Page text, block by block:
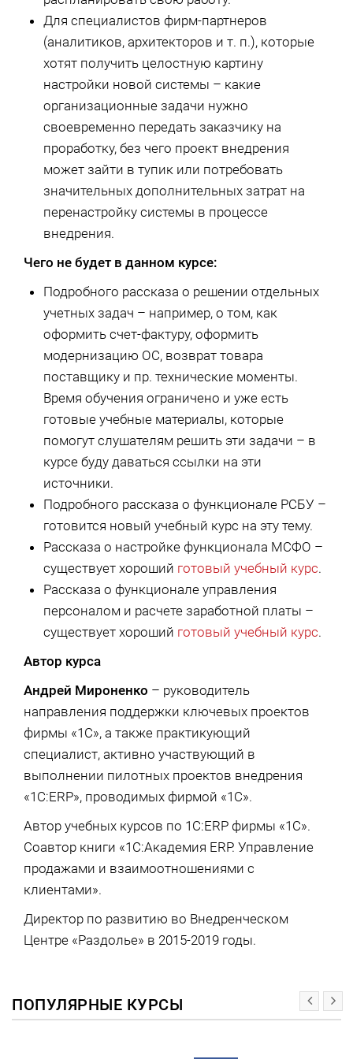
Для специалистов фирм-партнеров
(аналитиков, архитекторов и т. п.), которые
хотят получить целостную картину
настройки новой системы – какие
организационные задачи нужно
своевременно передать заказчику на
проработку, без чего проект внедрения
может зайти в тупик или потребовать
значительных дополнительных затрат на
перенастройку системы в процессе
внедрения.
Чего не будет в данном курсе:
Подробного рассказа о решении отдельных
учетных задач – например, о том, как
оформить счет-фактуру, оформить
модернизацию ОС, возврат товара
поставщику и пр. технические моменты.
Время обучения ограничено и уже есть
готовые учебные материалы, которые
помогут слушателям решить эти задачи – в
курсе буду даваться ссылки на эти
источники.
Подробного рассказа о функционале РСБУ –
готовится новый учебный курс на эту тему.
Рассказа о настройке функционала МСФО –
существует хороший готовый учебный курс.
Рассказа о функционале управления
персоналом и расчете заработной платы –
существует хороший готовый учебный курс.
Автор курса
Андрей Мироненко – руководитель
направления поддержки ключевых проектов
фирмы «1С», а также практикующий
специалист, активно участвующий в
выполнении пилотных проектов внедрения
«1С:ERP», проводимых фирмой «1С».
Автор учебных курсов по 1С:ERP фирмы «1С».
Соавтор книги «1С:Академия ERP. Управление
продажами и взаимоотношениями с
клиентами».
Директор по развитию во Внедренческом
Центре «Раздолье» в 2015-2019 годы.
ПОПУЛЯРНЫЕ КУРСЫ